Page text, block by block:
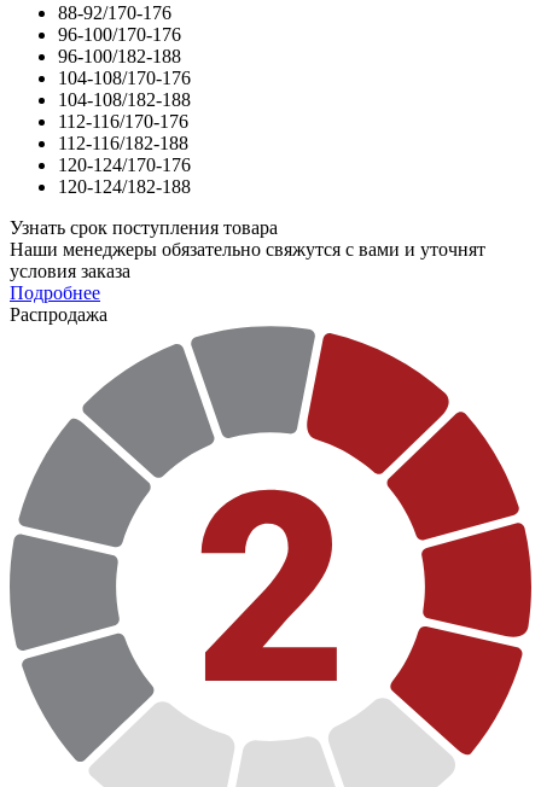
88-92/170-176
96-100/170-176
96-100/182-188
104-108/170-176
104-108/182-188
112-116/170-176
112-116/182-188
120-124/170-176
120-124/182-188
Узнать срок поступления товара
Наши менеджеры обязательно свяжутся с вами и уточнят
условия заказа
Подробнее
Распродажа